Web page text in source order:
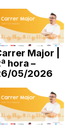
Major |
hora –
05/2026